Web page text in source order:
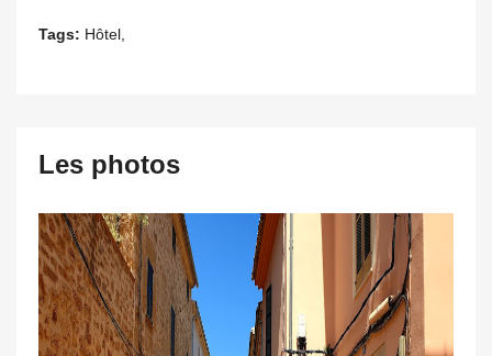
Tags: Hôtel,
Les photos